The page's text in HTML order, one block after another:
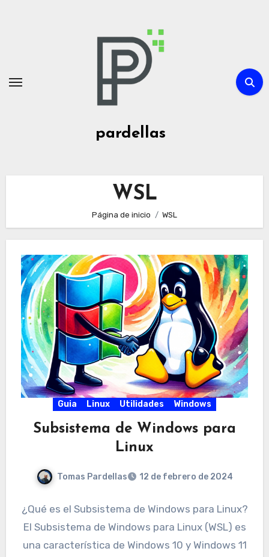
pardellas
WSL
Página de inicio WSL
Guia Linux Utilidades Windows
Subsistema de Windows para
Linux
Tomas Pardellas 12 de febrero de 2024
¿Qué es el Subsistema de Windows para Linux?
El Subsistema de Windows para Linux (WSL) es
una característica de Windows 10 y Windows 11